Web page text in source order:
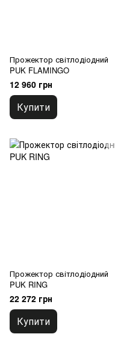
Прожектор світлодіодний
PUK FLAMINGO
12 960 грн
Купити
Прожектор світлодіодний
PUK RING
22 272 грн
Купити